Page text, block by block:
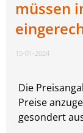
müssen
15-01-2024
Die
Preise
gesondert